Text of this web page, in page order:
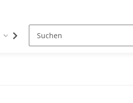
Partnershops